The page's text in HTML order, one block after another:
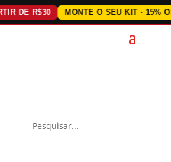
R$30 MONTE O SEU KIT · 15% OFF